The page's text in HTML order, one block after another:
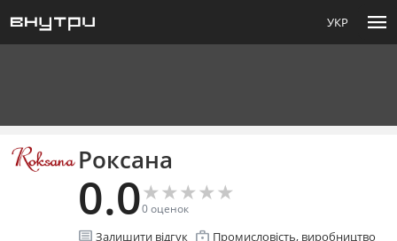
УКР menu
Роксана
0.0★
★★
★★
★★
★★
★
0оценок
comment Залишити відгук enterprise Промисловість, виробництво